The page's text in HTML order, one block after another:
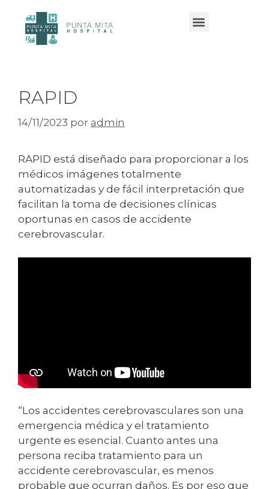
RAPID
14/11/2023 por admin
RAPID está diseñado para proporcionar a los
médicos imágenes totalmente
automatizadas y de fácil interpretación que
facilitan la toma de decisiones clínicas
oportunas en casos de accidente
cerebrovascular.
“Los accidentes cerebrovasculares son una
emergencia médica y el tratamiento
urgente es esencial. Cuanto antes una
persona reciba tratamiento para un
accidente cerebrovascular, es menos
probable que ocurran daños. Es por eso que